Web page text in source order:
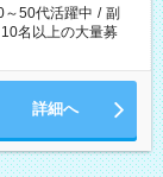
～50代活躍中 / 副
10名以上の大量募
詳細へ